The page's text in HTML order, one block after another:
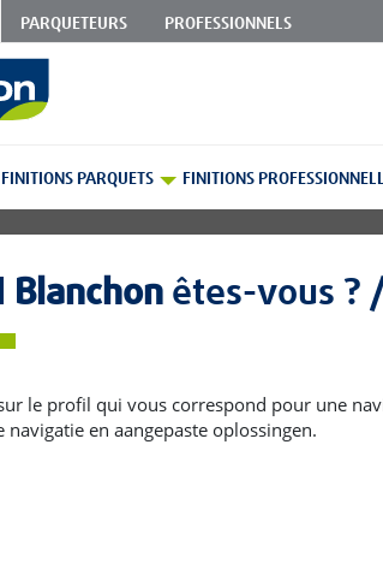
PARQUETEURS PROFESSIONNELS
FINITIONS PARQUETS FINITIONS
Blanchon êtes-vous ?
le profil qui vous correspond pour une
navigatie en aangepaste oplossingen.